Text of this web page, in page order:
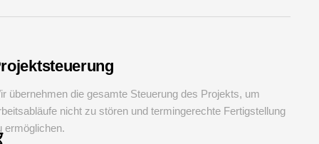
übernehmen die gesamte Steuerung des Projekts, um
nicht zu stören und termingerechte Fertigstellung
ermöglichen.